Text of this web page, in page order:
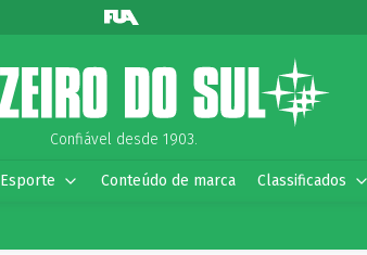
Confiável desde 1903.
Esporte Conteúdo de marca Classificados